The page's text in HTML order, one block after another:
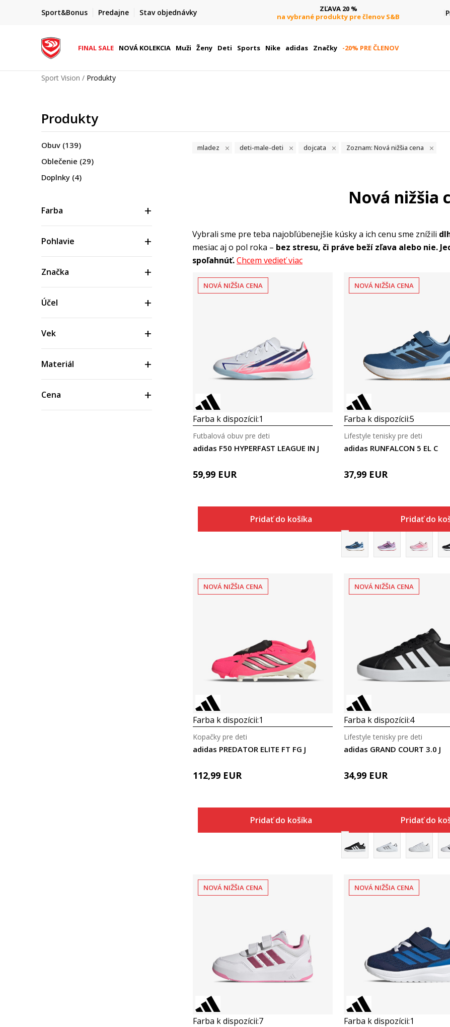
Sport&Bonus Predajne Stav objednávky
ZĽAVA 20 %
na vybrané produkty pre členov S&B
DOPRAVA ZADARMO
pri objednaní nad 80 €(neplatí pre Click&Collect)
FINAL SALE NOVÁ KOLEKCIA Muži Ženy Deti Sports Nike adidas Značky -20% PRE ČLENOV
Sport Vision Produkty
Produkty
Obuv (139)
Oblečenie (29)
Doplnky (4)
Farba
Pohlavie
Značka
Účel
Vek
Materiál
Cena
mladez deti-male-deti dojcata Zoznam: Nová nižšia cena
Nová nižšia
Vybrali sme pre teba najobľúbenejšie kúsky a ich cenu sme znížili
mesiac aj o pol roka – bez stresu, či práve beží zľava alebo nie.
spoľahnúť.Chcem vedieť viac
Porovnaj
NOVÁ NIŽŠIA CENA
Farba k dispozícii:1
adidas F50 HYPERFAST LEAGUE IN J
Futbalová obuv pre deti
59,99 EUR
Pridať do košíka
Porovnaj
NOVÁ NIŽŠIA CENA
Farba k dispozícii:5
adidas RUNFALCON 5 EL C
Lifestyle tenisky pre deti
37,99 EUR
Pridať do
Porovnaj
NOVÁ NIŽŠIA CENA
Farba k dispozícii:1
adidas PREDATOR ELITE FT FG J
Kopačky pre deti
112,99 EUR
Pridať do košíka
Porovnaj
NOVÁ NIŽŠIA CENA
Farba k dispozícii:4
adidas GRAND COURT 3.0 J
Lifestyle tenisky pre deti
34,99 EUR
Pridať do
Porovnaj
NOVÁ NIŽŠIA CENA
Farba k dispozícii:7
Porovnaj
NOVÁ NIŽŠIA CENA
Farba k dispozícii:1